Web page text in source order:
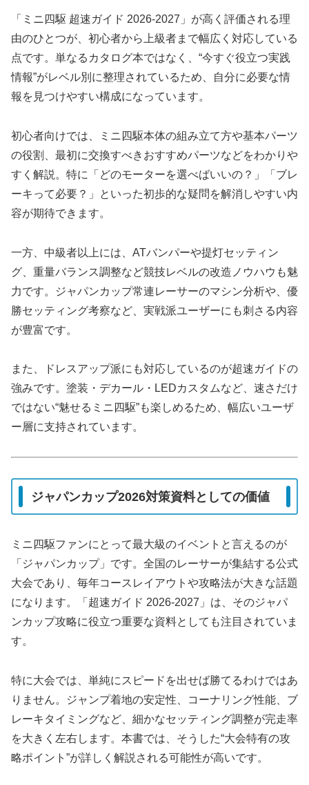
「ミニ四駆 超速ガイド 2026-2027」が高く評価される理
由のひとつが、初心者から上級者まで幅広く対応している
点です。単なるカタログ本ではなく、“今すぐ役立つ実践
情報”がレベル別に整理されているため、自分に必要な情
報を見つけやすい構成になっています。
初心者向けでは、ミニ四駆本体の組み立て方や基本パーツ
の役割、最初に交換すべきおすすめパーツなどをわかりや
すく解説。特に「どのモーターを選べばいいの？」「ブレ
ーキって必要？」といった初歩的な疑問を解消しやすい内
容が期待できます。
一方、中級者以上には、ATバンパーや提灯セッティン
グ、重量バランス調整など競技レベルの改造ノウハウも魅
力です。ジャパンカップ常連レーサーのマシン分析や、優
勝セッティング考察など、実戦派ユーザーにも刺さる内容
が豊富です。
また、ドレスアップ派にも対応しているのが超速ガイドの
強みです。塗装・デカール・LEDカスタムなど、速さだけ
ではない“魅せるミニ四駆”も楽しめるため、幅広いユーザ
ー層に支持されています。
ジャパンカップ2026対策資料としての価値
ミニ四駆ファンにとって最大級のイベントと言えるのが
「ジャパンカップ」です。全国のレーサーが集結する公式
大会であり、毎年コースレイアウトや攻略法が大きな話題
になります。「超速ガイド 2026-2027」は、そのジャパ
ンカップ攻略に役立つ重要な資料としても注目されていま
す。
特に大会では、単純にスピードを出せば勝てるわけではあ
りません。ジャンプ着地の安定性、コーナリング性能、ブ
レーキタイミングなど、細かなセッティング調整が完走率
を大きく左右します。本書では、そうした“大会特有の攻
略ポイント”が詳しく解説される可能性が高いです。